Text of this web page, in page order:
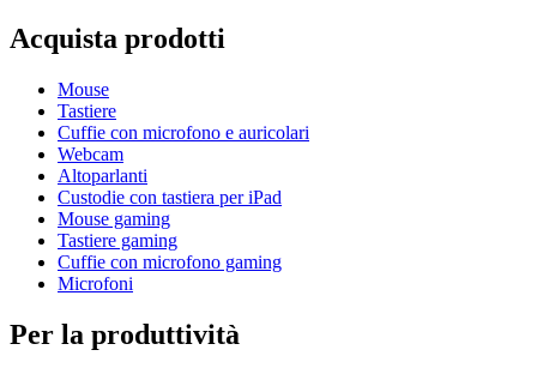
Acquista prodotti
Mouse
Tastiere
Cuffie con microfono e auricolari
Webcam
Altoparlanti
Custodie con tastiera per iPad
Mouse gaming
Tastiere gaming
Cuffie con microfono gaming
Microfoni
Per la produttività